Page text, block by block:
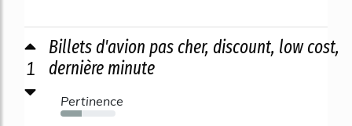
1
Billets d'avion pas cher, discount, low cost,
dernière minute
Pertinence
38%